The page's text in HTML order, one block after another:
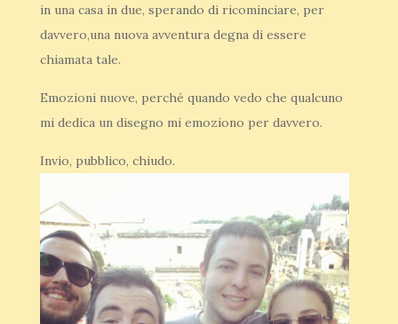
in una casa in due, sperando di ricominciare, per
davvero,una nuova avventura degna di essere
chiamata tale.
Emozioni nuove, perché quando vedo che qualcuno
mi dedica un disegno mi emoziono per davvero.
Invio, pubblico, chiudo.